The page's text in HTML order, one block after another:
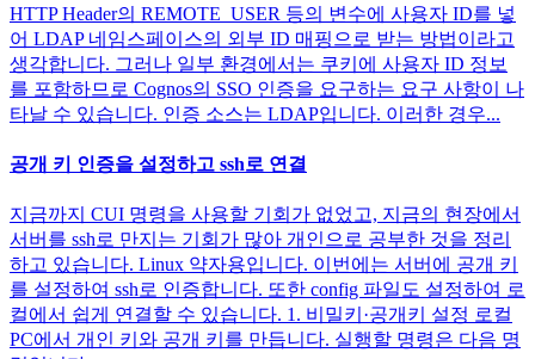
HTTP Header의 REMOTE_USER 등의 변수에 사용자 ID를 넣
어 LDAP 네임스페이스의 외부 ID 매핑으로 받는 방법이라고
생각합니다. 그러나 일부 환경에서는 쿠키에 사용자 ID 정보
를 포함하므로 Cognos의 SSO 인증을 요구하는 요구 사항이 나
타날 수 있습니다. 인증 소스는 LDAP입니다. 이러한 경우...
공개 키 인증을 설정하고 ssh로 연결
지금까지 CUI 명령을 사용할 기회가 없었고, 지금의 현장에서
서버를 ssh로 만지는 기회가 많아 개인으로 공부한 것을 정리
하고 있습니다. Linux 약자용입니다. 이번에는 서버에 공개 키
를 설정하여 ssh로 인증합니다. 또한 config 파일도 설정하여 로
컬에서 쉽게 연결할 수 있습니다. 1. 비밀키·공개키 설정 로컬
PC에서 개인 키와 공개 키를 만듭니다. 실행할 명령은 다음 명